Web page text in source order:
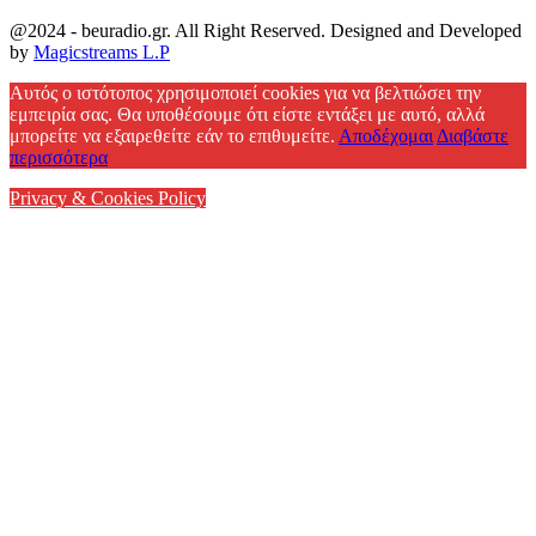
@2024 - beuradio.gr. All Right Reserved. Designed and Developed
by Magicstreams L.P
Αυτός ο ιστότοπος χρησιμοποιεί cookies για να βελτιώσει την
εμπειρία σας. Θα υποθέσουμε ότι είστε εντάξει με αυτό, αλλά
μπορείτε να εξαιρεθείτε εάν το επιθυμείτε. Αποδέχομαι Διαβάστε
περισσότερα
Privacy & Cookies Policy